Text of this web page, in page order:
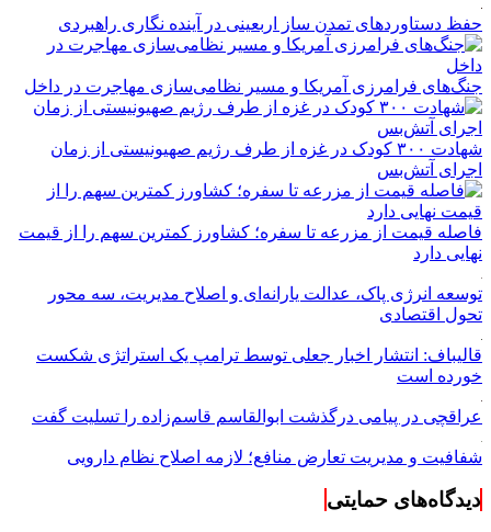
حفظ دستاوردهای تمدن ساز اربعینی در آینده نگاری راهبردی
جنگ‌های فرامرزی آمریکا و مسیر نظامی‌سازی مهاجرت در داخل
شهادت ۳۰۰ کودک در غزه از طرف رژیم صهیونیستی از زمان
اجرای آتش‌بس
فاصله قیمت از مزرعه تا سفره؛ کشاورز کمترین سهم را از قیمت
نهایی دارد
توسعه انرژی پاک، عدالت یارانه‌ای و اصلاح مدیریت، سه محور
تحول اقتصادی
قالیباف: انتشار اخبار جعلی توسط ترامپ یک استراتژی شکست
خورده است
عراقچی در پیامی درگذشت ابوالقاسم قاسم‌زاده را تسلیت گفت
شفافیت و مدیریت تعارض منافع؛ لازمه اصلاح نظام دارویی
دیدگاه‌های حمایتی